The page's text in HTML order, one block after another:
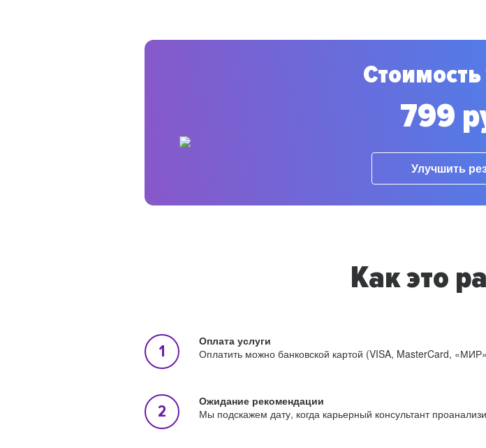
Стоимость
799
Улучшить
Как это
Оплата услуги
Оплатить можно банковской картой (VISA, MasterCard,
Ожидание рекомендации
Мы подскажем дату, когда карьерный консультант